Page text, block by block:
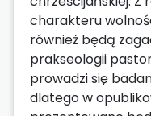
charakteru
również będą
prakseologii
prowadzi się
dlatego w